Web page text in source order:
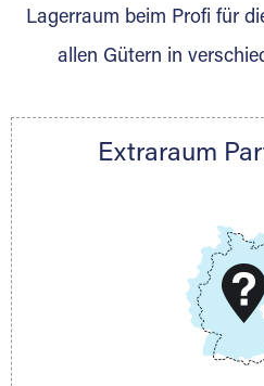
Nachricht.
Telefon:+49 6145 5442 -
DMG Aktiengesellschaft
www.dmg-ag.com
Lagerraum beim Profi für
allen Gütern in
Extraraum